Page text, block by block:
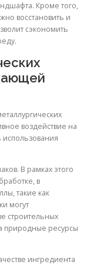
Кроме того,
восстановить и
сэкономить
воздействие на
В рамках этого
в
такие как
могут
строительных
природные ресурсы
ингредиента